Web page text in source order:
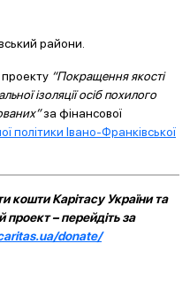
райони.
“Покращення якості
ізоляції осіб похилого
за фінансової
політики Івано-Франківської
Карітасу України та
проект – перейдіть за
donate/